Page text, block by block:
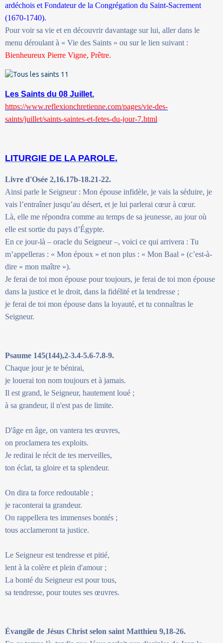
ardéchois et Fondateur de la Congrégation du Saint-Sacrement
(1670-1740).
Pour voir sa vie et en découvrir davantage sur lui, aller dans le
menu déroulant à « Vie des Saints » ou sur le lien suivant :
Bienheureux Pierre Vigne, Prêtre.
Les Saints du 08 Juillet.
https://www.reflexionchretienne.com/pages/vie-des-
saints/juillet/saints-saintes-et-fetes-du-jour-7.html
LITURGIE DE LA PAROLE.
Livre d'Osée 2,16.17b-18.21-22.
Ainsi parle le Seigneur : Mon épouse infidèle, je vais la séduire, je
vais l’entraîner jusqu’au désert, et je lui parlerai cœur à cœur.
Là, elle me répondra comme au temps de sa jeunesse, au jour où
elle est sortie du pays d’Égypte.
En ce jour-là – oracle du Seigneur –, voici ce qui arrivera : Tu
m’appelleras : « Mon époux » et non plus : « Mon Baal » (c’est-à-
dire « mon maître »).
Je ferai de toi mon épouse pour toujours, je ferai de toi mon épouse
dans la justice et le droit, dans la fidélité et la tendresse ;
je ferai de toi mon épouse dans la loyauté, et tu connaîtras le
Seigneur.
Psaume 145(144),2-3.4-5.6-7.8-9.
Chaque jour je te bénirai,
je louerai ton nom toujours et à jamais.
Il est grand, le Seigneur, hautement loué ;
à sa grandeur, il n'est pas de limite.
D'âge en âge, on vantera tes œuvres,
on proclamera tes exploits.
Je redirai le récit de tes merveilles,
ton éclat, ta gloire et ta splendeur.
On dira ta force redoutable ;
je raconterai ta grandeur.
On rappellera tes immenses bontés ;
tous acclameront ta justice.
Le Seigneur est tendresse et pitié,
lent à la colère et plein d'amour ;
La bonté du Seigneur est pour tous,
sa tendresse, pour toutes ses œuvres.
Évangile de Jésus Christ selon saint Matthieu 9,18-26.